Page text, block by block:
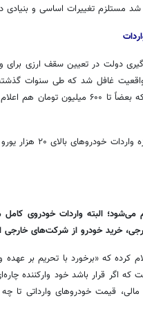
مستلزم تغییرات اساسی و بنیادی
گیری دولت در تعیین سقف ارزی برای
واقعیت غافل شد که طی سنوات
که بعضاً تا ۶۰۰ میلیون
بنابراین دولت
می‌شود؛ البته واردات خودروی
خرید خودرو از شرکت‌های خارجی
کرده که «برخورد با تحریم بر
که اگر قرار باشد خود وارکننده
مالی، قیمت خودروهای وارداتی تا